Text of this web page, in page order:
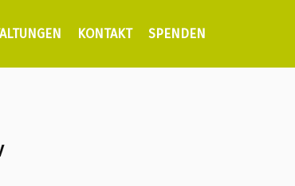
KONTAKT SPENDEN